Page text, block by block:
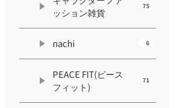
ッション雑貨
75
nachi 6
PEACE FIT(ピース
フィット)
71